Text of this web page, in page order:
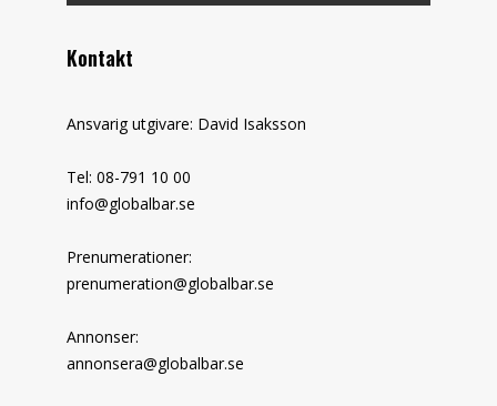
Kontakt
Ansvarig utgivare: David Isaksson
Tel: 08-791 10 00
info@globalbar.se
Prenumerationer:
prenumeration@globalbar.se
Annonser:
annonsera@globalbar.se